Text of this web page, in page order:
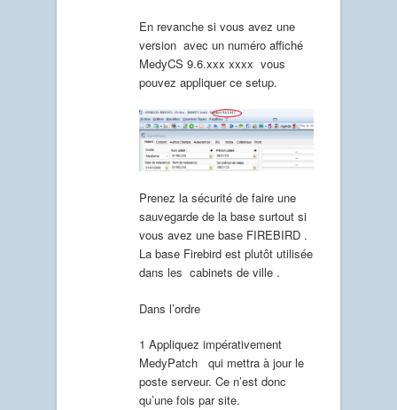
En revanche si vous avez une
version avec un numéro affiché
MedyCS 9.6.xxx xxxx vous
pouvez appliquer ce setup.
Prenez la sécurité de faire une
sauvegarde de la base surtout si
vous avez une base FIREBIRD .
La base Firebird est plutôt utilisée
dans les cabinets de ville .
Dans l’ordre
1 Appliquez impérativement
MedyPatch qui mettra à jour le
poste serveur. Ce n’est donc
qu’une fois par site.